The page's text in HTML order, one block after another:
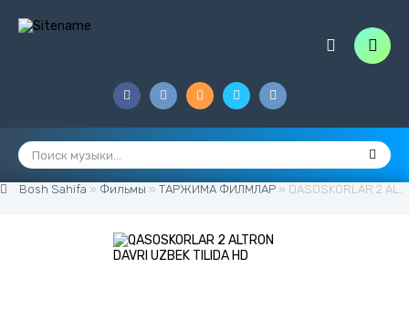
Bosh Sahifa » Фильмы » ТАРЖИМА ФИЛМЛАР » QASOSKORLAR 2 ALTRON DAVRI UZBEK TILIDA HD